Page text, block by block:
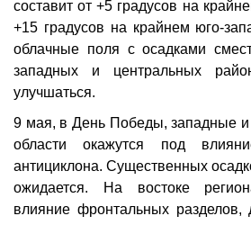
составит от +5 градусов на
+15 градусов на крайнем юго-
облачные поля с осадками
западных и центральных
улучшаться.
9 мая, в День Победы, западные и
области окажутся под
антициклона. Существенных
ожидается. На востоке
влияние фронтальных разделов,